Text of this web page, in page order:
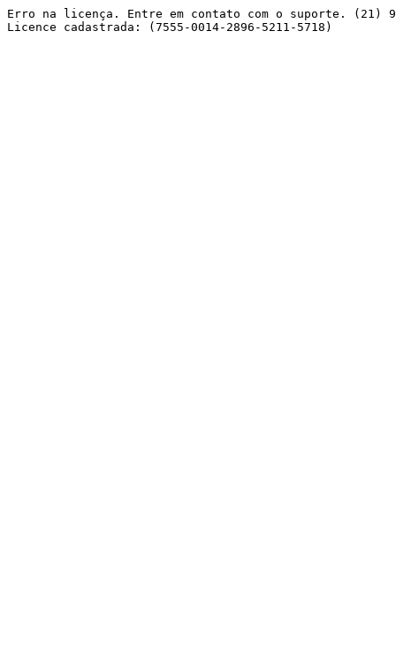
Erro na licença. Entre em contato com o suporte. (21)
Licence cadastrada: (7555-0014-2896-5211-5718)